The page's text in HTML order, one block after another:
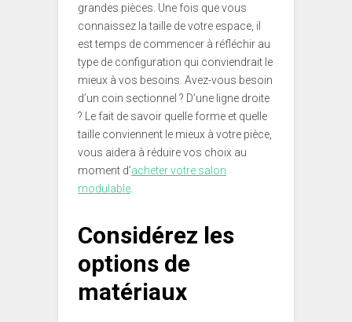
grandes pièces. Une fois que vous
connaissez la taille de votre espace, il
est temps de commencer à réfléchir au
type de configuration qui conviendrait le
mieux à vos besoins. Avez-vous besoin
d’un coin sectionnel ? D’une ligne droite
? Le fait de savoir quelle forme et quelle
taille conviennent le mieux à votre pièce,
vous aidera à réduire vos choix au
moment d’acheter votre salon
modulable
Considérez les
options de
matériaux